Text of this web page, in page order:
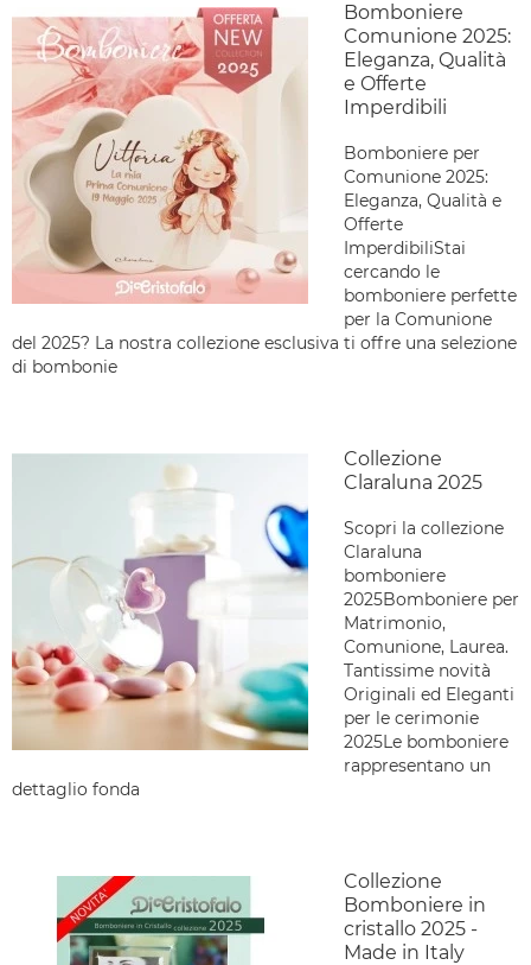
Bomboniere
Comunione 2025:
Eleganza, Qualità
e Offerte
Imperdibili
Bomboniere per
Comunione 2025:
Eleganza, Qualità e
Offerte
ImperdibiliStai
cercando le
bomboniere perfette
per la Comunione
del 2025? La nostra collezione esclusiva ti offre una selezione
di bombonie
Collezione
Claraluna 2025
Scopri la collezione
Claraluna
bomboniere
2025Bomboniere per
Matrimonio,
Comunione, Laurea.
Tantissime novità
Originali ed Eleganti
per le cerimonie
2025Le bomboniere
rappresentano un
dettaglio fonda
Collezione
Bomboniere in
cristallo 2025 -
Made in Italy